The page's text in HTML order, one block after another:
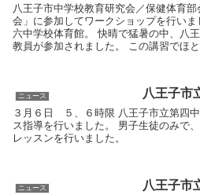
八王子市中学校教育研究会／保健体育
会」に参加してワークショップを行い
六中学校体育館。 快晴で猛暑の中、八
教員が参加されました。 この講習でほ
ニュース 八王子市
３月６日 ５、６時限 八王子市立第四
ス指導を行いました。 男子生徒のみで
レッスンを行いました。
ニュース 八王子市